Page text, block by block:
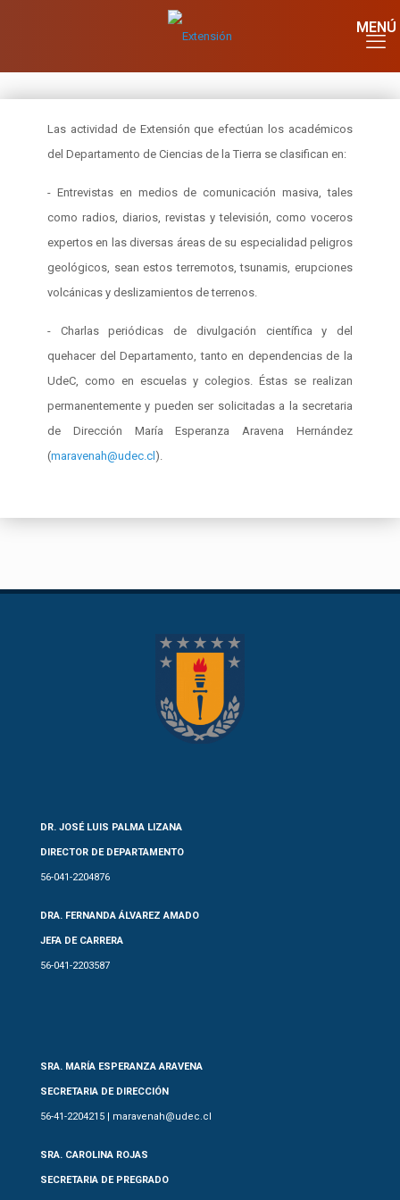
Las actividad de Extensión que efectúan los académicos
del Departamento de Ciencias de la Tierra se clasifican en:
- Entrevistas en medios de comunicación masiva, tales
como radios, diarios, revistas y televisión, como voceros
expertos en las diversas áreas de su especialidad peligros
geológicos, sean estos terremotos, tsunamis, erupciones
volcánicas y deslizamientos de terrenos.
- Charlas periódicas de divulgación científica y del
quehacer del Departamento, tanto en dependencias de la
UdeC, como en escuelas y colegios. Éstas se realizan
permanentemente y pueden ser solicitadas a la secretaria
de Dirección María Esperanza Aravena Hernández
(maravenah@udec.cl ).
DR. JOSÉ LUIS PALMA LIZANA
DIRECTOR DE DEPARTAMENTO
56-041-2204876
DRA. FERNANDA ÁLVAREZ AMADO
JEFA DE CARRERA
56-041-2203587
SRA. MARÍA ESPERANZA ARAVENA
SECRETARIA DE DIRECCIÓN
56-41-2204215 | maravenah@udec.cl
SRA. CAROLINA ROJAS
SECRETARIA DE PREGRADO